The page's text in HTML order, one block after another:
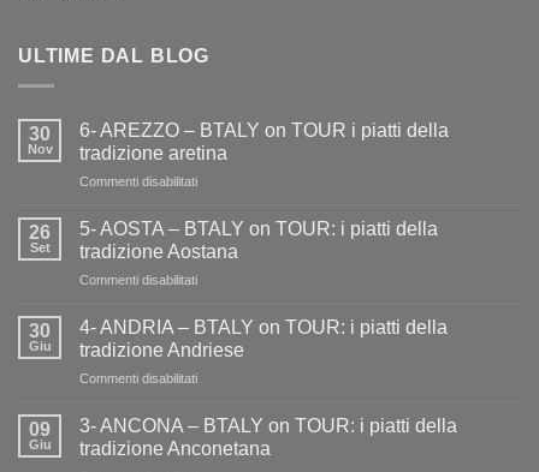
ULTIME DAL BLOG
30
Nov
6- AREZZO – BTALY on TOUR i piatti della
tradizione aretina
Commenti disabilitatisu
AREZZO
BTALY
on
i
piatti
tradizione
26
Set
5- AOSTA – BTALY on TOUR: i piatti della
tradizione Aostana
Commenti disabilitatisu
AOSTA
–
BTALY
on
piatti
30
Giu
4- ANDRIA – BTALY on TOUR: i piatti della
tradizione Andriese
Commenti disabilitatisu
ANDRIA
BTALY
09
Giu
3- ANCONA – BTALY on TOUR: i piatti della
tradizione Anconetana